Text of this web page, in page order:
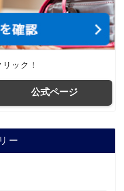
ック！
公式ページ
ー